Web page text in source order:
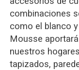
combinaciones
como el blanco
Mousse
nuestros
tapizados,